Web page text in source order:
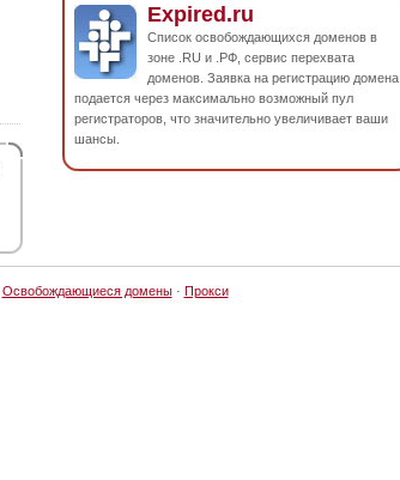
Expired.ru
Список освобождающихся доменов в
зоне .RU и .РФ, сервис перехвата
доменов. Заявка на регистрацию домена
подается через максимально возможный пул
регистраторов, что значительно увеличивает ваши
шансы.
Освобождающиеся домены· Прокси